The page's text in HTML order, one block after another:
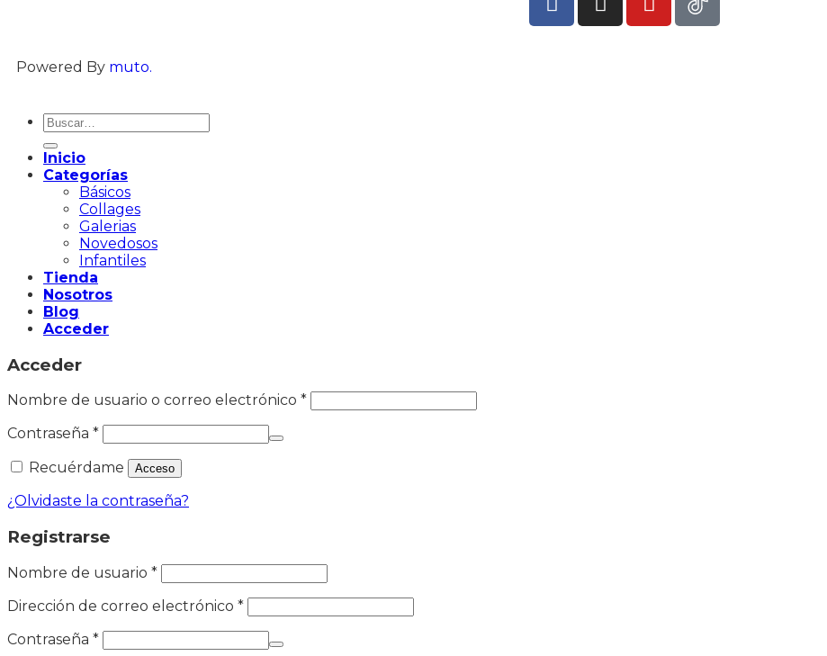
Powered By muto.
Inicio
Categorías
Básicos
Collages
Galerias
Novedosos
Infantiles
Tienda
Nosotros
Blog
Acceder
Acceder
Nombre de usuario o correo electrónico *
Contraseña *
Recuérdame
Acceso
¿Olvidaste la contraseña?
Registrarse
Nombre de usuario *
Dirección de correo electrónico *
Contraseña *